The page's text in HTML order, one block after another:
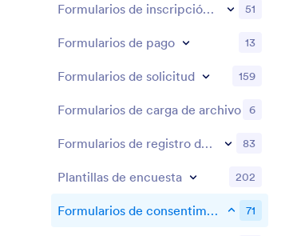
Formularios de inscripción a eventos 51
Formularios de pago 13
Formularios de solicitud 159
Formularios de carga de archivo 6
Formularios de registro de reservas 83
Plantillas de encuesta 202
Formularios de consentimiento 71